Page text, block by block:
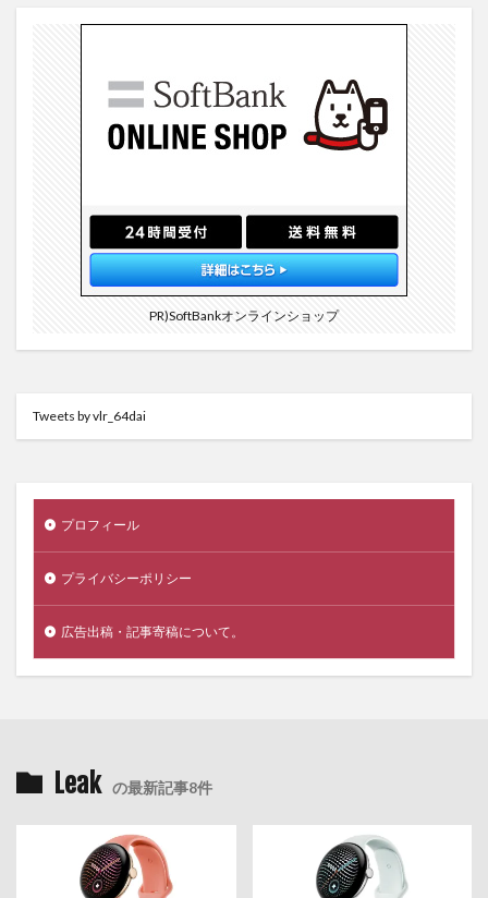
PR)SoftBankオンラインショップ
Tweets by vlr_64dai
プロフィール
プライバシーポリシー
広告出稿・記事寄稿について。
Leak の最新記事8件